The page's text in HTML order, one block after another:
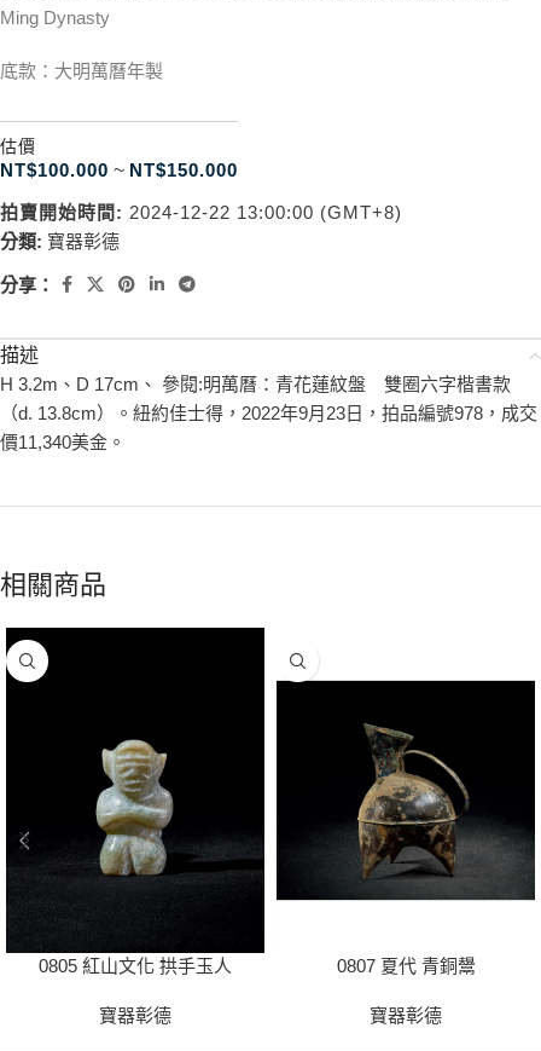
Ming Dynasty
底款：大明萬曆年製
估價
NT$100.000 ~ NT$150.000
拍賣開始時間: 2024-12-22 13:00:00 (GMT+8)
分類: 寶器彰德
分享：
描述
H 3.2m、D 17cm、 參閱:明萬曆：青花蓮紋盤 雙圈六字楷書款
（d. 13.8cm）。紐約佳士得，2022年9月23日，拍品編號978，成交
價11,340美金。
相關商品
0805 紅山文化 拱手玉人
寶器彰德
0807 夏代 青銅鬹
寶器彰德